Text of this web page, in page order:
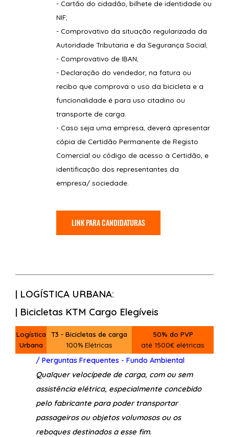
- Cartão do cidadão, bilhete de identidade ou
NIF;
- Comprovativo da situação regularizada da
Autoridade Tributaria e da Segurança Social;
- Comprovativo de IBAN;
- Declaração do vendedor, na fatura ou
recibo que comprova o uso da bicicleta e a
funcionalidade é para uso citadino ou
transporte de carga.
- Caso seja uma empresa, deverá apresentar
cópia de Certidão Permanente de Registo
Comercial ou código de acesso à Certidão, e
identificação dos representantes da
empresa/ sociedade.
LINK PARA CANDIDATURAS
| LOGÍSTICA URBANA:
| Bicicletas KTM Cargo Elegíveis
Logística
Urbana
T3 - Bicicletas de carga
100% Elétricas
50% do PVP
até 1500€ elétricas
/ Perguntas Frequentes - Fundo Ambiental
Qualquer velocípede de carga, com ou sem
assistência elétrica, especialmente concebido
pelo fabricante para poder transportar
passageiros ou objetos volumosos ou os
reboques destinados a esse fim.